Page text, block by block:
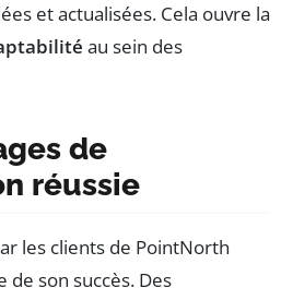
et actualisées. Cela ouvre la
au sein des
de
réussie
les clients de PointNorth
son succès. Des